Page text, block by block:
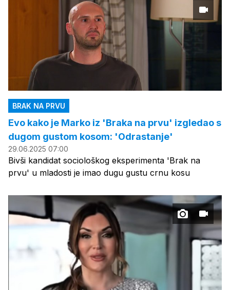
BRAK NA PRVU
Evo kako je Marko iz 'Braka na prvu' izgledao s
dugom gustom kosom: 'Odrastanje'
29.06.2025 07:00
Bivši kandidat sociološkog eksperimenta 'Brak na
prvu' u mladosti je imao dugu gustu crnu kosu